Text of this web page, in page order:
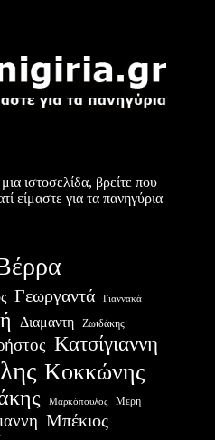
ιστοσελίδα, βρείτε που
είμαστε για τα πανηγύρια
Γεωργαντά Γιαννακά
Διαμαντη Ζωιδάκης
Κατσίγιαννη
Κοκκώνης
Μαρκόπουλος Μερη
Μπέκιος